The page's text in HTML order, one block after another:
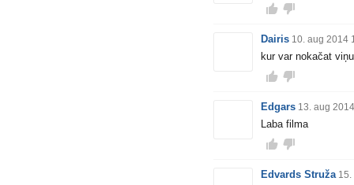
Dairis 10. aug 2014
kur var nokačat
Edgars 13. aug
Laba filma
Edvards Struža